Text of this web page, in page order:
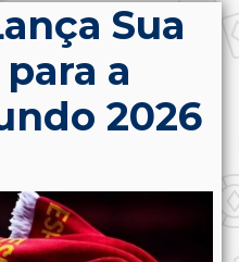
Sua
a
2026